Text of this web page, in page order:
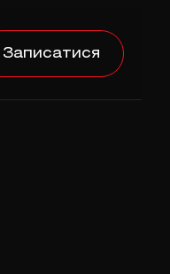
Записатися